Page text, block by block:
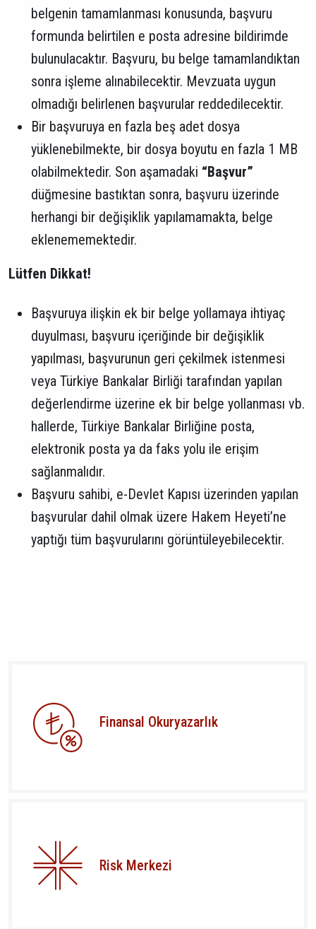
belgenin tamamlanması konusunda, başvuru
formunda belirtilen e posta adresine bildirimde
bulunulacaktır. Başvuru, bu belge tamamlandıktan
sonra işleme alınabilecektir. Mevzuata uygun
olmadığı belirlenen başvurular reddedilecektir.
Bir başvuruya en fazla beş adet dosya
yüklenebilmekte, bir dosya boyutu en fazla 1 MB
olabilmektedir. Son aşamadaki “Başvur”
düğmesine bastıktan sonra, başvuru üzerinde
herhangi bir değişiklik yapılamamakta, belge
eklenememektedir.
Lütfen Dikkat!
Başvuruya ilişkin ek bir belge yollamaya ihtiyaç
duyulması, başvuru içeriğinde bir değişiklik
yapılması, başvurunun geri çekilmek istenmesi
veya Türkiye Bankalar Birliği tarafından yapılan
değerlendirme üzerine ek bir belge yollanması vb.
hallerde, Türkiye Bankalar Birliğine posta,
elektronik posta ya da faks yolu ile erişim
sağlanmalıdır.
Başvuru sahibi, e-Devlet Kapısı üzerinden yapılan
başvurular dahil olmak üzere Hakem Heyeti’ne
yaptığı tüm başvurularını görüntüleyebilecektir.
Finansal Okuryazarlık
Risk Merkezi